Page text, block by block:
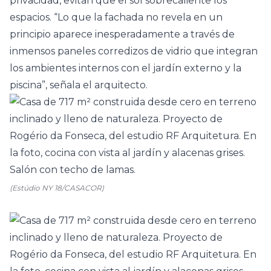
espacios. “Lo que la fachada no revela en un
principio aparece inesperadamente a través de
inmensos paneles corredizos de vidrio que integran
los ambientes internos con el jardín externo y la
piscina”, señala el arquitecto.
(Estúdio NY 18/CASACOR)